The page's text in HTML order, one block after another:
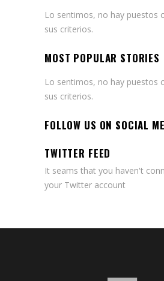
Lo sentimos, no hay puestos
sus criterios.
MOST POPULAR STORIES
Lo sentimos, no hay puestos
sus criterios.
FOLLOW US ON SOCIAL
TWITTER FEED
It seams that you haven't
your Twitter account